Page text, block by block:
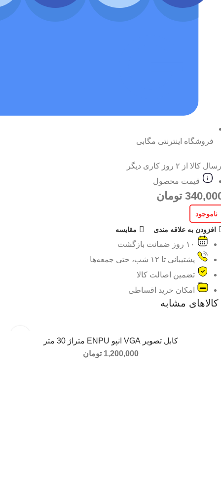
فروشگاه اینترنتی مگابی
کالا از ۲ روز کاری دیگر
قیمت محصول
تومان
ناموجود
افزودن به علاقه مندی مقایسه
۱۰ روز ضمانت بازگشت
پشتیبانی تا ۱۲ شب، حتی جمعه‌ها
تضمین اصالت کالا
امکان خرید اقساطی
کالاهای مشابه
افزودن به سبد خرید
کابل تصویر VGA انپو ENPU متراژ 30 متر
1,200,000 تومان